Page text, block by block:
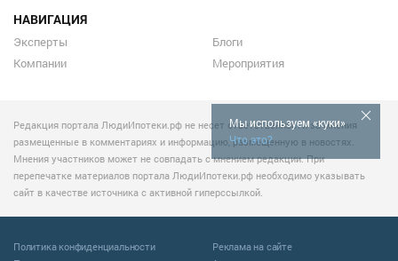
Мы используем «куки»
Что это?
НАВИГАЦИЯ
Эксперты
Компании
Блоги
Мероприятия
Редакция портала ЛюдиИпотеки.рф не несет ответственности за мнения
размещенные в комментариях и информацию, размещенную в новостях.
Мнения участников может не совпадать с мнением редакции. При
перепечатке материалов портала ЛюдиИпотеки.рф необходимо указывать
сайт в качестве источника с активной гиперссылкой.
Политика конфиденциальности
Реклама на сайте